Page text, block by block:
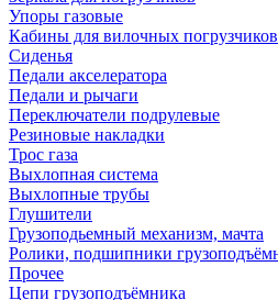
Упоры газовые
Кабины для вилочных погрузчиков
Сиденья
Педали акселератора
Педали и рычаги
Переключатели подрулевые
Резиновые накладки
Трос газа
Выхлопная система
Выхлопные трубы
Глушители
Грузоподьемный механизм, мачта
Ролики, подшипники
Прочее
Цепи грузоподъёмника